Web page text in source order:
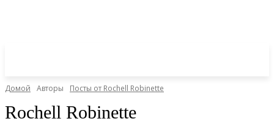
Домой Авторы Посты от Rochell Robinette
Rochell Robinette